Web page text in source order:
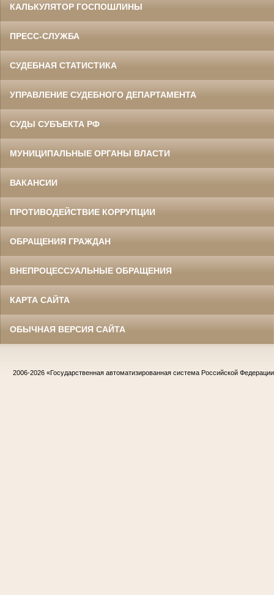
КАЛЬКУЛЯТОР ГОСПОШЛИНЫ
ПРЕСС-СЛУЖБА
СУДЕБНАЯ СТАТИСТИКА
УПРАВЛЕНИЕ СУДЕБНОГО ДЕПАРТАМЕНТА
СУДЫ СУБЪЕКТА РФ
МУНИЦИПАЛЬНЫЕ ОРГАНЫ ВЛАСТИ
ВАКАНСИИ
ПРОТИВОДЕЙСТВИЕ КОРРУПЦИИ
ОБРАЩЕНИЯ ГРАЖДАН
ВНЕПРОЦЕССУАЛЬНЫЕ ОБРАЩЕНИЯ
КАРТА САЙТА
ОБЫЧНАЯ ВЕРСИЯ САЙТА
2006-2026 «Государственная автоматизированная система Российской